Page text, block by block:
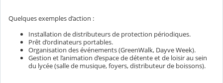
Quelques exemples d’action :
Installation de distributeurs de protection périodiques.
Prêt d’ordinateurs portables.
Organisation des événements (GreenWalk, Dayve Week).
Gestion et l’animation d’espace de détente et de loisir au sein
du lycée (salle de musique, foyers, distributeur de boissons).